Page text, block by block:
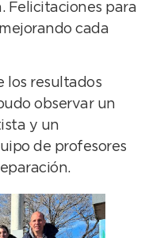
Felicitaciones para
cada
los resultados
observar un
y un
de profesores